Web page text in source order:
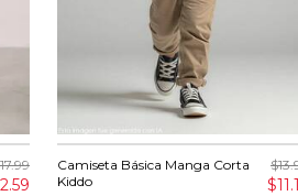
Camiseta Básica Manga Corta
Kiddo